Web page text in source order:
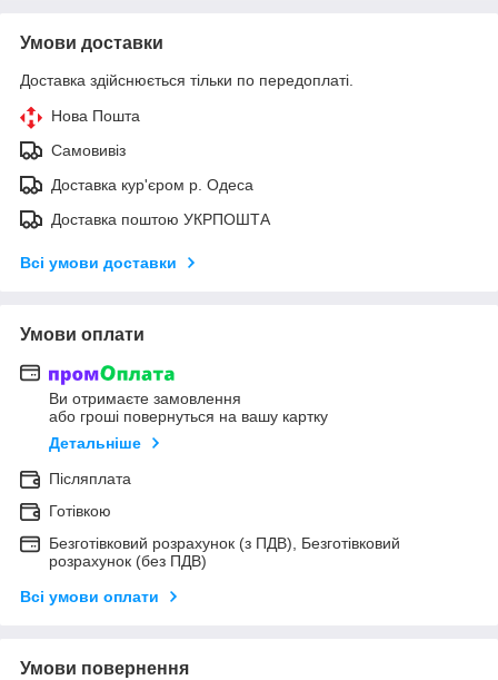
Умови доставки
Доставка здійснюється тільки по передоплаті.
Нова Пошта
Самовивіз
Доставка кур'єром р. Одеса
Доставка поштою УКРПОШТА
Всі умови доставки
Умови оплати
Ви отримаєте замовлення
або гроші повернуться на вашу картку
Детальніше
Післяплата
Готівкою
Безготівковий розрахунок (з ПДВ), Безготівковий
розрахунок (без ПДВ)
Всі умови оплати
Умови повернення